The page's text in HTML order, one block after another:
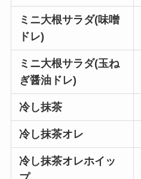
ミニ大根サラダ(味噌
ドレ)
ミニ大根サラダ(玉ね
ぎ醤油ドレ)
冷し抹茶
冷し抹茶オレ
冷し抹茶オレホイッ